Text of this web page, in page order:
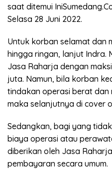
saat ditemui
Selasa 28 Juni 2022.
Untuk korban selamat dan
hingga ringan, lanjut Indra.
Jasa Raharja dengan
juta. Namun, bila korban
tindakan operasi berat dan
maka selanjutnya di cover
Sedangkan, bagi yang
biaya operasi atau
diberikan oleh Jasa
pembayaran secara umum.